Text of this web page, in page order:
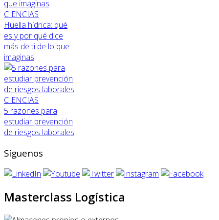
CIENCIAS
Huella hídrica: qué
es y por qué dice
más de ti de lo que
imaginas
CIENCIAS
5 razones para
estudiar prevención
de riesgos laborales
Síguenos
Masterclass Logística